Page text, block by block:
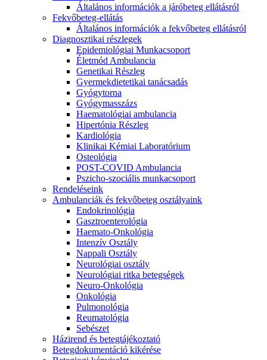
Általános információk a járóbeteg ellátásról
Fekvőbeteg-ellátás
Általános információk a fekvőbeteg ellátásról
Diagnosztikai részlegek
Epidemiológiai Munkacsoport
Életmód Ambulancia
Genetikai Részleg
Gyermekdietetikai tanácsadás
Gyógytorna
Gyógymasszázs
Haematológiai ambulancia
Hipertónia Részleg
Kardiológia
Klinikai Kémiai Laboratórium
Osteológia
POST-COVID Ambulancia
Pszicho-szociális munkacsoport
Rendeléseink
Ambulanciák és fekvőbeteg osztályaink
Endokrinológia
Gasztroenterológia
Haemato-Onkológia
Intenzív Osztály
Nappali Osztály
Neurológiai osztály
Neurológiai ritka betegségek
Neuro-Onkológia
Onkológia
Pulmonológia
Reumatológia
Sebészet
Házirend és betegtájékoztató
Betegdokumentáció kikérése